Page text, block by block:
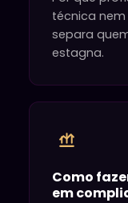
técnica
separa
estagna.
Como
em